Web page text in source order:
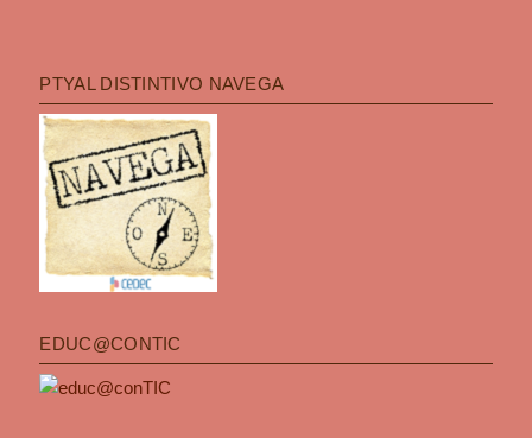
PTYAL DISTINTIVO NAVEGA
EDUC@CONTIC